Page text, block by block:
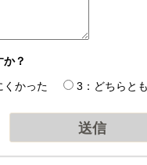
？
くかった 3：どちらと